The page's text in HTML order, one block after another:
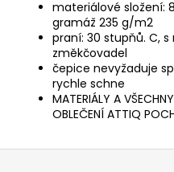
materiálové složení:
gramáž 235 g/m2
praní: 30 stupňů. C,
změkčovadel
čepice nevyžaduje
rychle schne
MATERIÁLY A
OBLEČENÍ ATTIQ